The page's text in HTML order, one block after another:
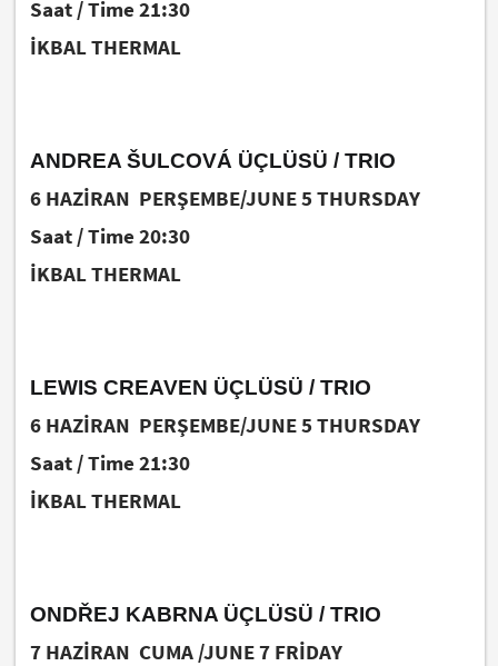
Saat / Time 21:30
İKBAL THERMAL
ANDREA ŠULCOVÁ ÜÇLÜSÜ / TRIO
6 HAZİRAN PERŞEMBE/JUNE 5 THURSDAY
Saat / Time 20:30
İKBAL THERMAL
LEWIS CREAVEN ÜÇLÜSÜ / TRIO
6 HAZİRAN PERŞEMBE/JUNE 5 THURSDAY
Saat / Time 21:30
İKBAL THERMAL
ONDŘEJ KABRNA ÜÇLÜSÜ / TRIO
7 HAZİRAN CUMA /JUNE 7 FRİDAY